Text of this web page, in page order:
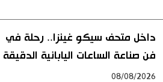
داخل متحف سيكو غينزا.. رحلة في
فن صناعة الساعات اليابانية الدقيقة
08/08/2026